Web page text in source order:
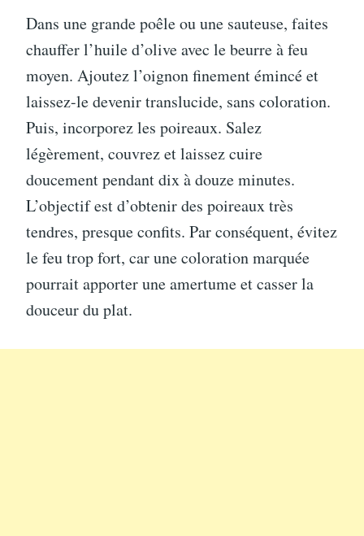
Dans une grande poêle ou une sauteuse, faites
chauffer l’huile d’olive avec le beurre à feu
moyen. Ajoutez l’oignon finement émincé et
laissez-le devenir translucide, sans coloration.
Puis, incorporez les poireaux. Salez
légèrement, couvrez et laissez cuire
doucement pendant dix à douze minutes.
L’objectif est d’obtenir des poireaux très
tendres, presque confits. Par conséquent, évitez
le feu trop fort, car une coloration marquée
pourrait apporter une amertume et casser la
douceur du plat.